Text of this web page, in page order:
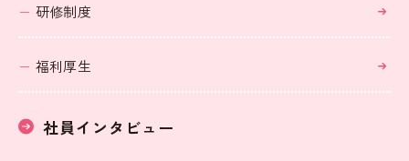
研修制度
福利厚生
社員インタビュー